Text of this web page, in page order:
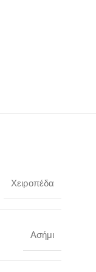
Χειροπέδα
Ασήμι